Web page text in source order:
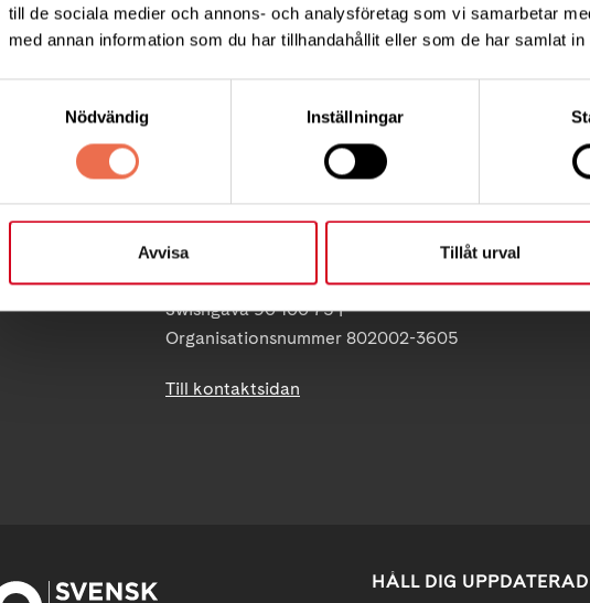
till de sociala medier och annons- och analysföretag som vi samarbetar
med annan information som du har tillhandahållit eller som de har samlat
Nödvändig
Inställningar
Avvisa Tillåt urval
Besöksadress:
Ågatan 12 C, 172 62 Sundbyberg
Telefon:08-677 70 10
info@neuro.se
PG 90 10 07-5 | BG 901-0075 |
Swishgåva 90 100 75 |
Organisationsnummer 802002-3605
Till kontaktsidan
Vårt arbete
Så tycker vi
Press
Tillgänglighet
Giva
HÅLL DIG UPPDATERAD